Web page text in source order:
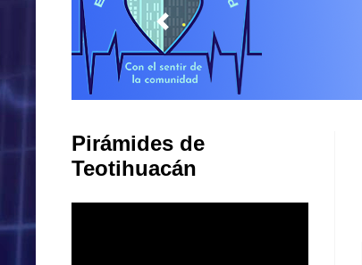
Pirámides de
Teotihuacán